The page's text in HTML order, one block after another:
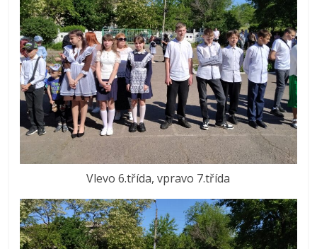
Vlevo 6.třída, vpravo 7.třída